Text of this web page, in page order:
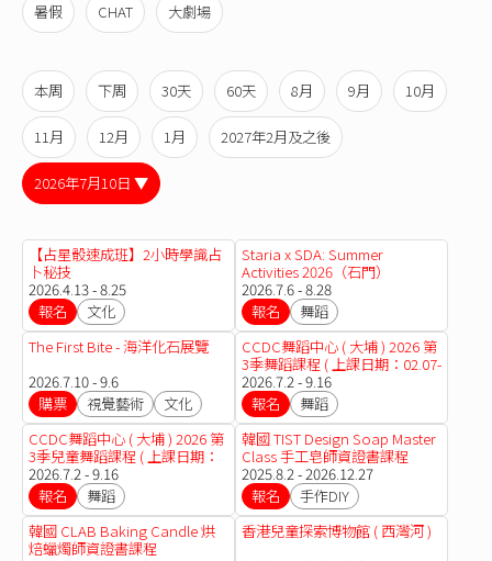
暑假 CHAT 大劇場
本周 下周 30天 60天 8月 9月 10月
11月 12月 1月 2027年2月及之後
2026年7月10日 ▼
【占星骰速成班】2小時學識占
卜秘技
2026.4.13 - 8.25
報名
文化
Staria x SDA: Summer
Activities 2026（石門）
2026.7.6 - 8.28
報名
舞蹈
The First Bite - 海洋化石展覽
2026.7.10 - 9.6
購票
視覺藝術 文化
CCDC舞蹈中心 ( 大埔 ) 2026 第
3季舞蹈課程 ( 上課日期：02.07-
16.09.2026 )
2026.7.2 - 9.16
報名
舞蹈
CCDC舞蹈中心 ( 大埔 ) 2026 第
3季兒童舞蹈課程 ( 上課日期：
02.07-16.09.2026 )
2026.7.2 - 9.16
報名
舞蹈
韓國 TIST Design Soap Master
Class 手工皂師資證書課程
2025.8.2 - 2026.12.27
報名
手作DIY
韓國 CLAB Baking Candle 烘
焙蠟燭師資證書課程
香港兒童探索博物館 ( 西灣河 )